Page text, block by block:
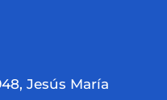
Jesús María